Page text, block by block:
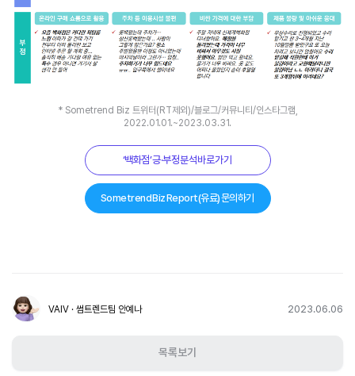
* Sometrend Biz 트위터(RT제외)/블로그/커뮤니티/인스타그램,
2022.01.01.~2023.03.31.
‘백화점’ 긍·부정 분석 바로 가기
Sometrend Biz Report(유료) 문의하기
2023.06.06
VAIV · 썸트렌드팀 안예나
목록보기